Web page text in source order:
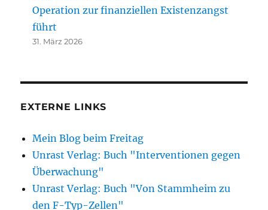
Operation zur finanziellen Existenzangst
führt
31. März 2026
EXTERNE LINKS
Mein Blog beim Freitag
Unrast Verlag: Buch "Interventionen gegen
Überwachung"
Unrast Verlag: Buch "Von Stammheim zu
den F-Typ-Zellen"